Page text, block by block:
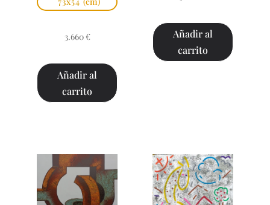
3.660 €
Añadir al
carrito
Añadir al
carrito